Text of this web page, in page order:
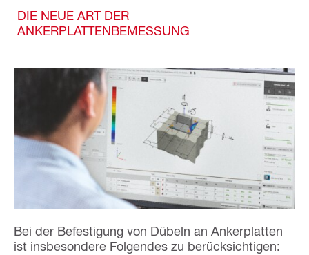
DIE NEUE ART DER
ANKERPLATTENBEMESSUNG
Bei der Befestigung von Dübeln an Ankerplatten
ist insbesondere Folgendes zu berücksichtigen: